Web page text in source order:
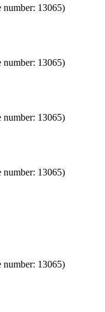
13065)
13065)
13065)
13065)
13065)